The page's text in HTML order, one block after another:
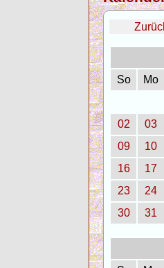
So
Mo
02
03
09
10
16
17
23
24
30
31